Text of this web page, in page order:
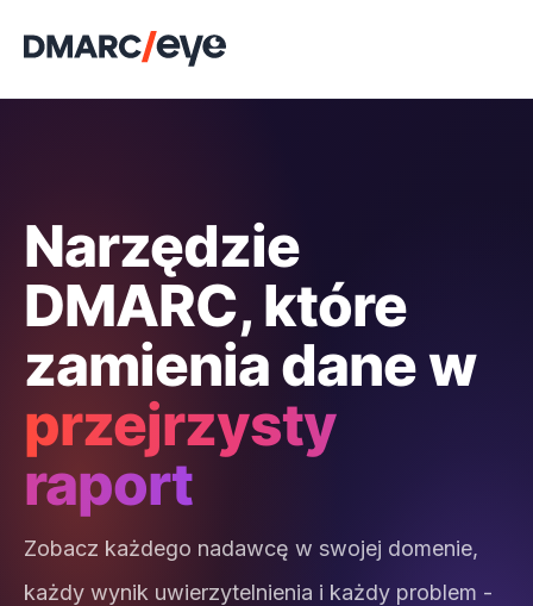
Narzędzie
DMARC, które
zamienia dane w
przejrzysty
raport
Zobacz każdego nadawcę w swojej domenie,
każdy wynik uwierzytelnienia i każdy problem -